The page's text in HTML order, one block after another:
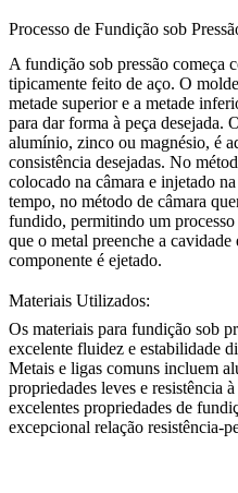
Processo de Fundição sob
A fundição sob pressão começa
tipicamente feito de aço. O
metade superior e a metade
para dar forma à peça desejada.
alumínio, zinco ou magnésio, é
consistência desejadas. No
colocado na câmara e injetado
tempo, no método de câmara
fundido, permitindo um
que o metal preenche a
componente é ejetado.
Materiais Utilizados:
Os materiais para fundição sob
excelente fluidez e estabilidade
Metais e ligas comuns incluem
propriedades leves e resistência
excelentes propriedades de
excepcional relação resistência-